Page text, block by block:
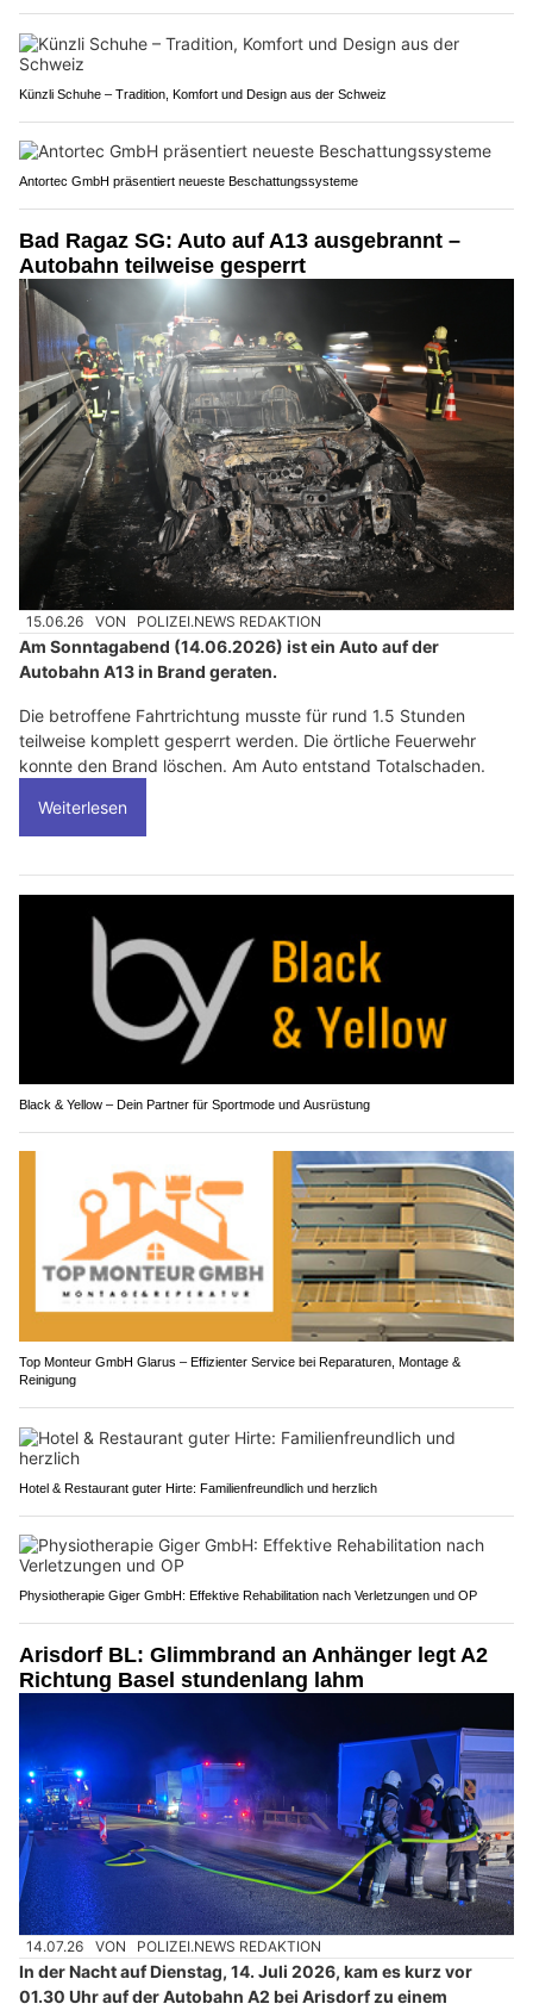
Künzli Schuhe – Tradition, Komfort und Design aus der Schweiz
Antortec GmbH präsentiert neueste Beschattungssysteme
Bad Ragaz SG: Auto auf A13 ausgebrannt –
Autobahn teilweise gesperrt
15.06.26 VON POLIZEI.NEWS REDAKTION
Am Sonntagabend (14.06.2026) ist ein Auto auf der
Autobahn A13 in Brand geraten.
Die betroffene Fahrtrichtung musste für rund 1.5 Stunden
teilweise komplett gesperrt werden. Die örtliche Feuerwehr
konnte den Brand löschen. Am Auto entstand Totalschaden.
Weiterlesen
Black & Yellow – Dein Partner für Sportmode und Ausrüstung
Top Monteur GmbH Glarus – Effizienter Service bei Reparaturen, Montage &
Reinigung
Hotel & Restaurant guter Hirte: Familienfreundlich und herzlich
Physiotherapie Giger GmbH: Effektive Rehabilitation nach Verletzungen und OP
Arisdorf BL: Glimmbrand an Anhänger legt A2
Richtung Basel stundenlang lahm
14.07.26 VON POLIZEI.NEWS REDAKTION
In der Nacht auf Dienstag, 14. Juli 2026, kam es kurz vor
01.30 Uhr auf der Autobahn A2 bei Arisdorf zu einem